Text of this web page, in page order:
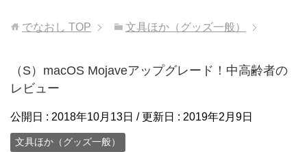
でなおし TOP 文具ほか（グッズ一般）
（S）macOS Mojaveアップグレード！中高齢者の
レビュー
公開日 : 2018年10月13日 / 更新日 : 2019年2月9日
文具ほか（グッズ一般）